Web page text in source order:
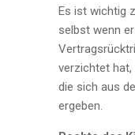
Es ist wichtig
selbst wenn
verzichtet hat,
die sich aus
ergeben.